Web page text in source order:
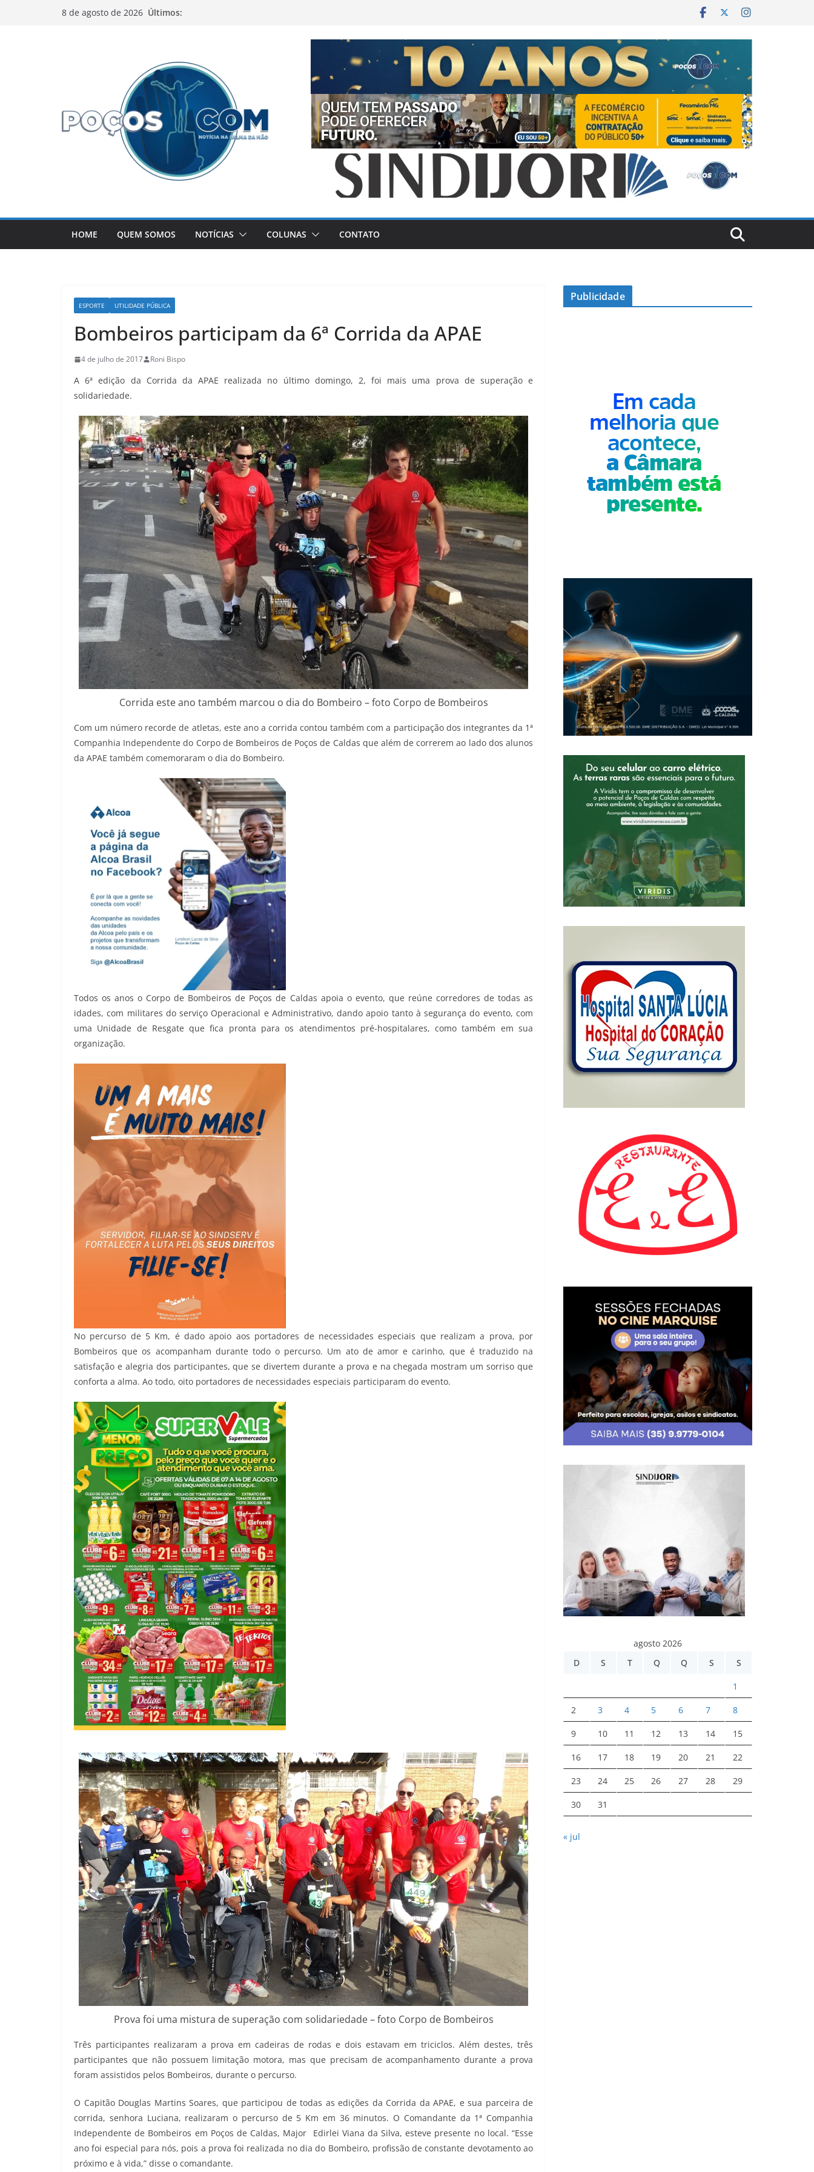
8 de agosto de 2026 Últimos:
HOME QUEM SOMOS NOTÍCIAS COLUNAS CONTATO
ESPORTE UTILIDADE PÚBLICA
Bombeiros participam da 6ª Corrida da APAE
4 de julho de 2017 Roni Bispo
A 6ª edição da Corrida da APAE realizada no último domingo, 2, foi mais uma prova de superação e
solidariedade.
Corrida este ano também marcou o dia do Bombeiro – foto Corpo de Bombeiros
Com um número recorde de atletas, este ano a corrida contou também com a participação dos integrantes da 1ª
Companhia Independente do Corpo de Bombeiros de Poços de Caldas que além de correrem ao lado dos alunos
da APAE também comemoraram o dia do Bombeiro.
Todos os anos o Corpo de Bombeiros de Poços de Caldas apoia o evento, que reúne corredores de todas as
idades, com militares do serviço Operacional e Administrativo, dando apoio tanto à segurança do evento, com
uma Unidade de Resgate que fica pronta para os atendimentos pré-hospitalares, como também em sua
organização.
No percurso de 5 Km, é dado apoio aos portadores de necessidades especiais que realizam a prova, por
Bombeiros que os acompanham durante todo o percurso. Um ato de amor e carinho, que é traduzido na
satisfação e alegria dos participantes, que se divertem durante a prova e na chegada mostram um sorriso que
conforta a alma. Ao todo, oito portadores de necessidades especiais participaram do evento.
Prova foi uma mistura de superação com solidariedade – foto Corpo de Bombeiros
Três participantes realizaram a prova em cadeiras de rodas e dois estavam em triciclos. Além destes, três
participantes que não possuem limitação motora, mas que precisam de acompanhamento durante a prova
foram assistidos pelos Bombeiros, durante o percurso.
O Capitão Douglas Martins Soares, que participou de todas as edições da Corrida da APAE, e sua parceira de
corrida, senhora Luciana, realizaram o percurso de 5 Km em 36 minutos. O Comandante da 1ª Companhia
Independente de Bombeiros em Poços de Caldas, Major Edirlei Viana da Silva, esteve presente no local. “Esse
ano foi especial para nós, pois a prova foi realizada no dia do Bombeiro, profissão de constante devotamento ao
próximo e à vida,” disse o comandante.
Publicidade
agosto 2026
D
S T Q Q S S
1
2 3 4 5 6 7 8
9 10 11 12 13 14 15
16 17 18 19 20 21 22
23 24 25 26 27 28 29
30 31
« jul